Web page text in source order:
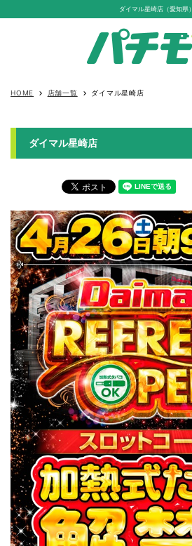
ダイマル星崎店（愛知県）
HOME keyboard_arrow_right 店舗一覧 keyboard_arrow_right ダイマル星崎店
ダイマル星崎店